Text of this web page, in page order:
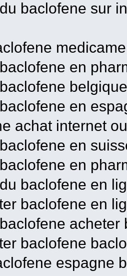
baclofene sur
en
en
achat internet
en
en
baclofene en
baclofene en
acheter
baclofene
espagne